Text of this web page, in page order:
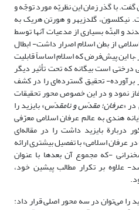
با گذر زمان این نظریّه مورد توجّه و
نیکلسون، گلدزیهر و هورتن هریک به
و البتّه بسیاری از مدعیات آنها توسط
از بطن اسلام اصرار داشت- ابطال
این پیش‌فرض که اسلام اساساً قابلیت
درختی است بیگانه که تحت تأثیر دیگر
برآورده- تحقیق گسترده‌ای را در کشف
نمود و در این خصوص محور تحقیقات
«عرفان؛ مقدّس و نامقدّس» بایزید را
هندی به عالم عرفان اسلامی معرّفی
دربارة بایزید داشت را در مقاله‌ای
عرفان اسلامی» با تفصیل بیشتری ارائه
-که مجموع آن بعدها با عنوان
علاوه بر تکرار مطالب پیشین خود،
می‌توان در سه محور اصلی قرار داد: